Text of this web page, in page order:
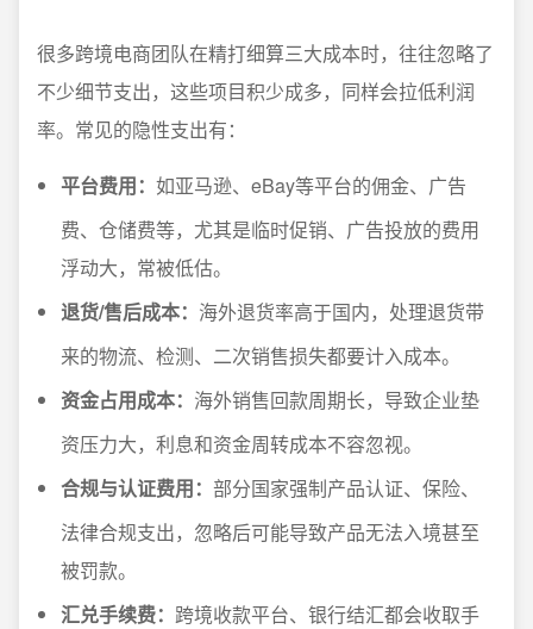
很多跨境电商团队在精打细算三大成本时，往往忽略了
不少细节支出，这些项目积少成多，同样会拉低利润
率。常见的隐性支出有：
平台费用： 如亚马逊、eBay等平台的佣金、广告
费、仓储费等，尤其是临时促销、广告投放的费用
浮动大，常被低估。
退货/售后成本： 海外退货率高于国内，处理退货带
来的物流、检测、二次销售损失都要计入成本。
资金占用成本： 海外销售回款周期长，导致企业垫
资压力大，利息和资金周转成本不容忽视。
合规与认证费用： 部分国家强制产品认证、保险、
法律合规支出，忽略后可能导致产品无法入境甚至
被罚款。
汇兑手续费： 跨境收款平台、银行结汇都会收取手